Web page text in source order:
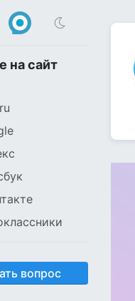
на сайт
вопрос